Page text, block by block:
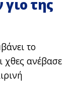
της
το
χθες ανέβασε